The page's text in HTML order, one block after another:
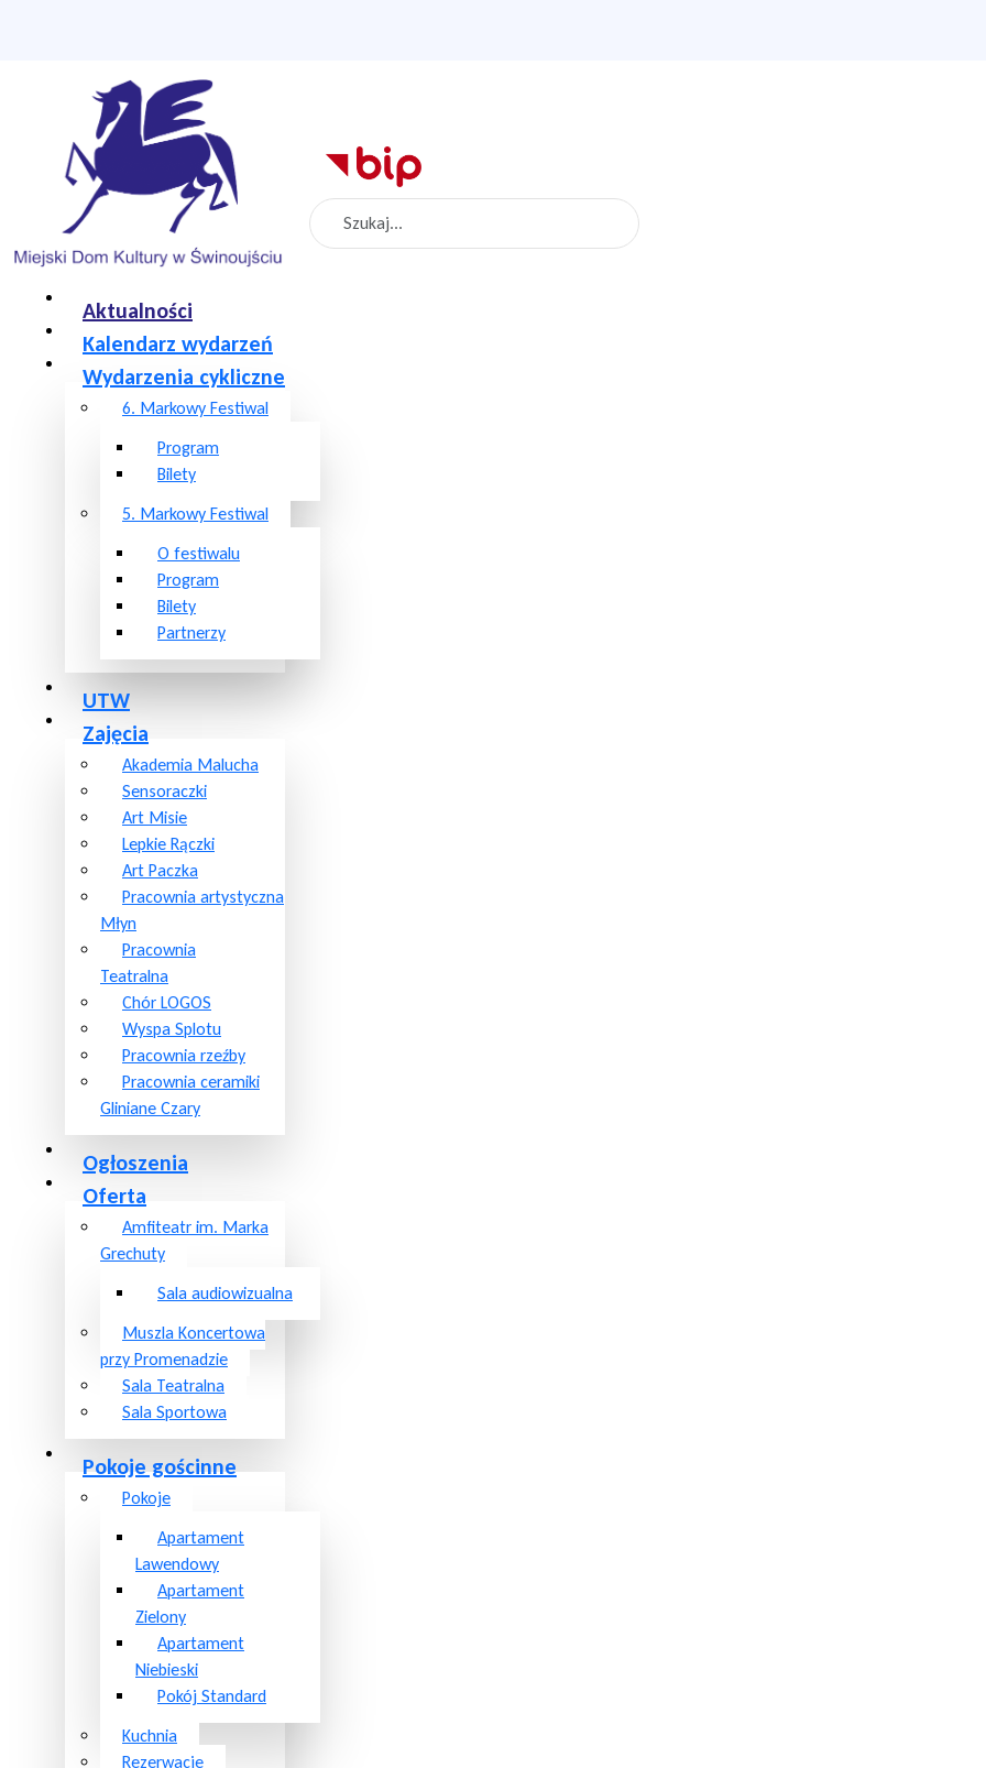
Szukaj
Aktualności
Kalendarz wydarzeń
Wydarzenia cykliczne
6. Markowy Festiwal
Program
Bilety
5. Markowy Festiwal
O festiwalu
Program
Bilety
Partnerzy
UTW
Zajęcia
Akademia Malucha
Sensoraczki
Art Misie
Lepkie Rączki
Art Paczka
Pracownia artystyczna
Młyn
Pracownia
Teatralna
Chór LOGOS
Wyspa Splotu
Pracownia rzeźby
Pracownia ceramiki
Gliniane Czary
Ogłoszenia
Oferta
Amfiteatr im. Marka
Grechuty
Sala audiowizualna
Muszla Koncertowa
przy Promenadzie
Sala Teatralna
Sala Sportowa
Pokoje gościnne
Pokoje
Apartament
Lawendowy
Apartament
Zielony
Apartament
Niebieski
Pokój Standard
Kuchnia
Rezerwacje